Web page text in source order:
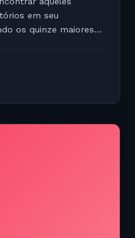
em seu
os quinze maiores
du...